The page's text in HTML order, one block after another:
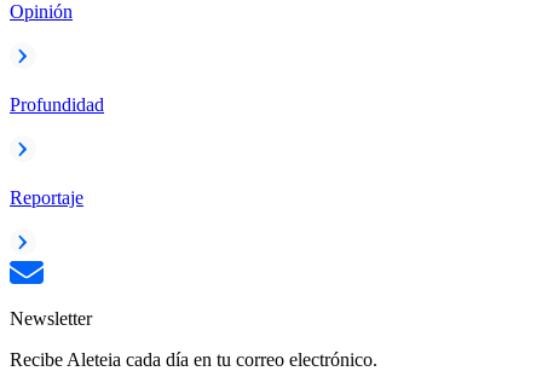
Opinión
Profundidad
Reportaje
Newsletter
Recibe Aleteia cada día en tu correo electrónico.